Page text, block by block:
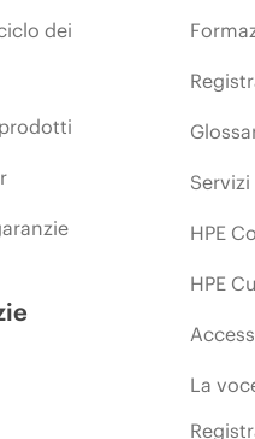
dei
HPE
HPE
La